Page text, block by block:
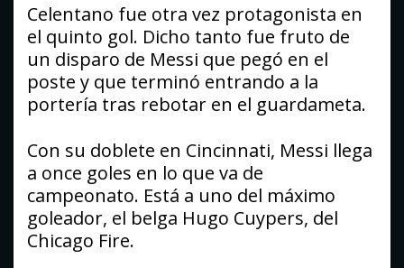
Celentano fue otra vez protagonista en
el quinto gol. Dicho tanto fue fruto de
un disparo de Messi que pegó en el
poste y que terminó entrando a la
portería tras rebotar en el guardameta.
Con su doblete en Cincinnati, Messi llega
a once goles en lo que va de
campeonato. Está a uno del máximo
goleador, el belga Hugo Cuypers, del
Chicago Fire.